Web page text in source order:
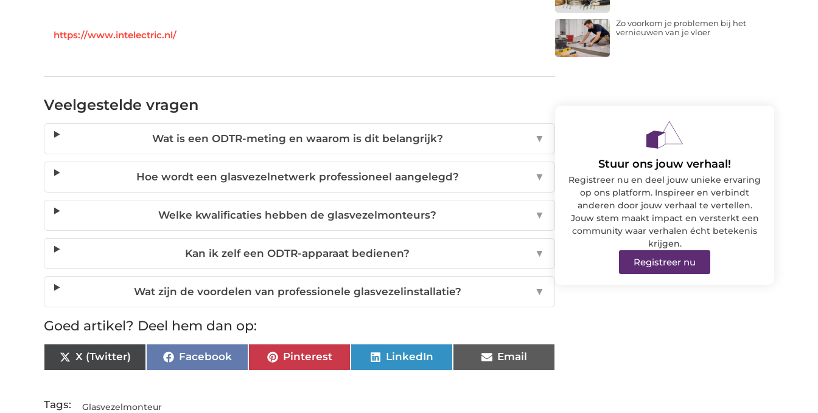
https://www.intelectric.nl/
Veelgestelde vragen
Wat is een ODTR-meting en waarom is dit belangrijk? ▼
Hoe wordt een glasvezelnetwerk professioneel aangelegd? ▼
Welke kwalificaties hebben de glasvezelmonteurs? ▼
Kan ik zelf een ODTR-apparaat bedienen? ▼
Wat zijn de voordelen van professionele glasvezelinstallatie? ▼
Goed artikel? Deel hem dan op:
X (Twitter) Facebook Pinterest LinkedIn Email
Tags: Glasvezelmonteur
Zo voorkom je problemen bij het
vernieuwen van je vloer
Stuur ons jouw verhaal!
Registreer nu en deel jouw unieke ervaring
op ons platform. Inspireer en verbindt
anderen door jouw verhaal te vertellen.
Jouw stem maakt impact en versterkt een
community waar verhalen écht betekenis
krijgen.
Registreer nu